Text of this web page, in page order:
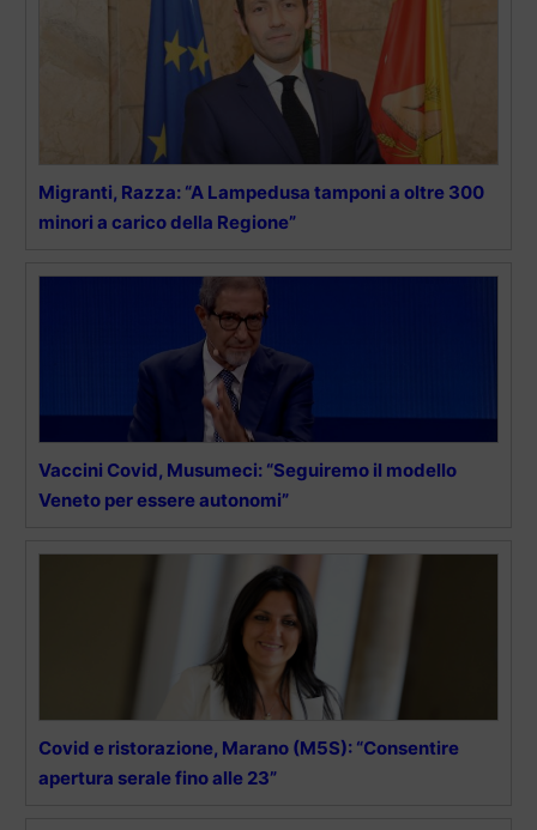
Migranti, Razza: “A Lampedusa tamponi a oltre 300
minori a carico della Regione”
Vaccini Covid, Musumeci: “Seguiremo il modello
Veneto per essere autonomi”
Covid e ristorazione, Marano (M5S): “Consentire
apertura serale fino alle 23”